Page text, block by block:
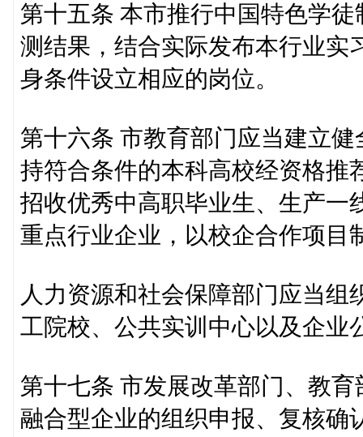
第十五条 本市推行中国特色学
测结果，结合实际发布本行业实
身条件设立相应的岗位。
第十六条 市教育部门应当建立
持符合条件的本科高校经资格推
招收优秀中高职毕业生、生产一
重点行业企业，以校企合作项目
人力资源和社会保障部门应当
工院校、公共实训中心以及企业
第十七条 市发展改革部门、教
融合型企业的组织申报、复核确